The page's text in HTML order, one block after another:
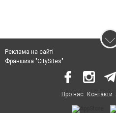
Реклама на сайті
Франшиза "CitySites"
Про нас Контакти